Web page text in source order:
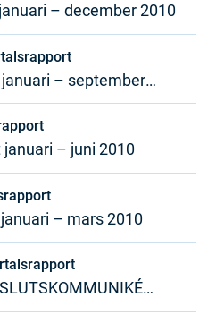
– december 2010
– september
– juni 2010
– mars 2010
2009